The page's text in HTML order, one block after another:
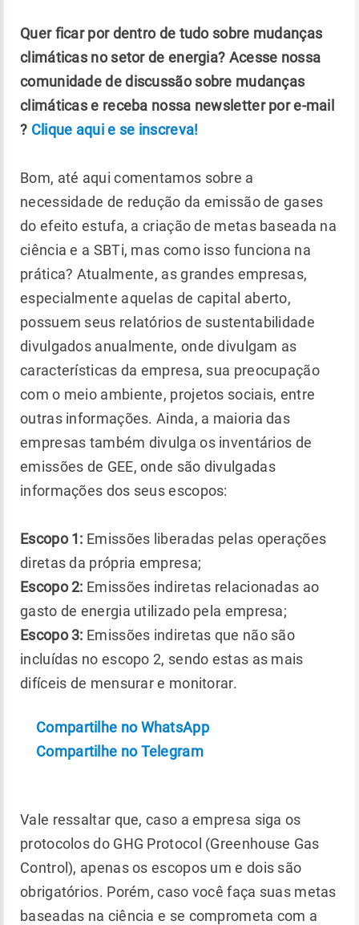
Quer ficar por dentro de tudo sobre mudanças
climáticas no setor de energia? Acesse nossa
comunidade de discussão sobre mudanças
climáticas e receba nossa newsletter por e-mail
? Clique aqui e se inscreva!
Bom, até aqui comentamos sobre a
necessidade de redução da emissão de gases
do efeito estufa, a criação de metas baseada na
ciência e a SBTi, mas como isso funciona na
prática? Atualmente, as grandes empresas,
especialmente aquelas de capital aberto,
possuem seus relatórios de sustentabilidade
divulgados anualmente, onde divulgam as
características da empresa, sua preocupação
com o meio ambiente, projetos sociais, entre
outras informações. Ainda, a maioria das
empresas também divulga os inventários de
emissões de GEE, onde são divulgadas
informações dos seus escopos:
Escopo 1: Emissões liberadas pelas operações
diretas da própria empresa;
Escopo 2: Emissões indiretas relacionadas ao
gasto de energia utilizado pela empresa;
Escopo 3: Emissões indiretas que não são
incluídas no escopo 2, sendo estas as mais
difíceis de mensurar e monitorar.
Compartilhe no WhatsApp
Compartilhe no Telegram
Vale ressaltar que, caso a empresa siga os
protocolos do GHG Protocol (Greenhouse Gas
Control), apenas os escopos um e dois são
obrigatórios. Porém, caso você faça suas metas
baseadas na ciência e se comprometa com a